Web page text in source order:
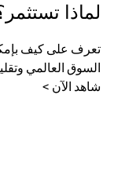
لماذا
تعرف على كيف
السوق العالمي
شاهد الآن >